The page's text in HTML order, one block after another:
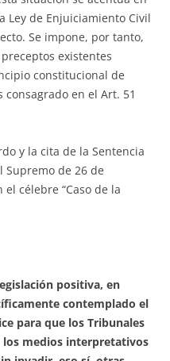
Ley de Enjuiciamiento Civil
Se impone, por tanto,
existentes
constitucional de
en el Art. 51
y la cita de la Sentencia
Supremo de 26 de
célebre “Caso de la
positiva, en
contemplado el
para que los Tribunales
los medios interpretativos